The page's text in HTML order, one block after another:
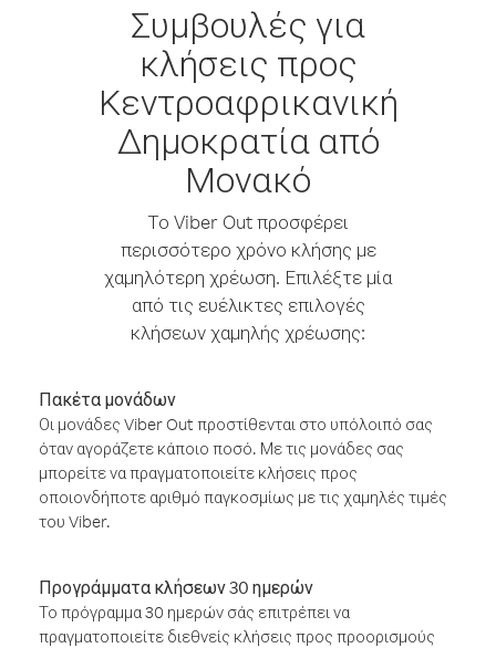
Συμβουλές για
κλήσεις προς
Κεντροαφρικανική
Δημοκρατία από
Μονακό
Το Viber Out προσφέρει
περισσότερο χρόνο κλήσης με
χαμηλότερη χρέωση. Επιλέξτε μία
από τις ευέλικτες επιλογές
κλήσεων χαμηλής χρέωσης:
Πακέτα μονάδων
Οι μονάδες Viber Out προστίθενται στο υπόλοιπό σας
όταν αγοράζετε κάποιο ποσό. Με τις μονάδες σας
μπορείτε να πραγματοποιείτε κλήσεις προς
οποιονδήποτε αριθμό παγκοσμίως με τις χαμηλές τιμές
του Viber.
Προγράμματα κλήσεων 30 ημερών
Το πρόγραμμα 30 ημερών σάς επιτρέπει να
πραγματοποιείτε διεθνείς κλήσεις προς προορισμούς